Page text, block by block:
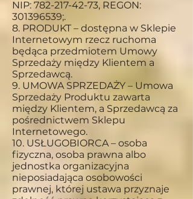
NIP: 782-217-42-73, REGON:
301396539;.
8. PRODUKT – dostępna w Sklepie
Internetowym rzecz ruchoma
będąca przedmiotem Umowy
Sprzedaży między Klientem a
Sprzedawcą.
9. UMOWA SPRZEDAŻY – Umowa
Sprzedaży Produktu zawarta
między Klientem, a Sprzedawcą za
pośrednictwem Sklepu
Internetowego.
10. USŁUGOBIORCA – osoba
fizyczna, osoba prawna albo
jednostka organizacyjna
nieposiadająca osobowości
prawnej, której ustawa przyznaje